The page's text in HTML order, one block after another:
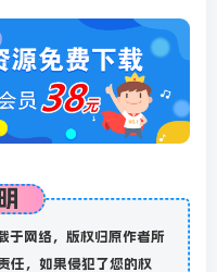
于网络，版权归原作者所
任，如果侵犯了您的权